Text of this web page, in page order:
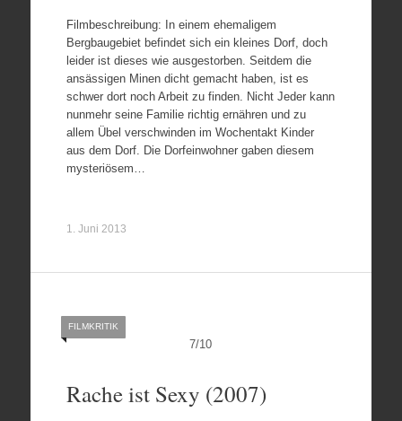
Filmbeschreibung: In einem ehemaligem
Bergbaugebiet befindet sich ein kleines Dorf, doch
leider ist dieses wie ausgestorben. Seitdem die
ansässigen Minen dicht gemacht haben, ist es
schwer dort noch Arbeit zu finden. Nicht Jeder kann
nunmehr seine Familie richtig ernähren und zu
allem Übel verschwinden im Wochentakt Kinder
aus dem Dorf. Die Dorfeinwohner gaben diesem
mysteriösem…
1. Juni 2013
7/10
FILMKRITIK
Rache ist Sexy (2007)